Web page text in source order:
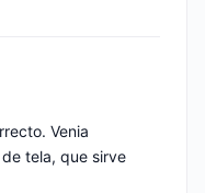
Venia
tela, que sirve